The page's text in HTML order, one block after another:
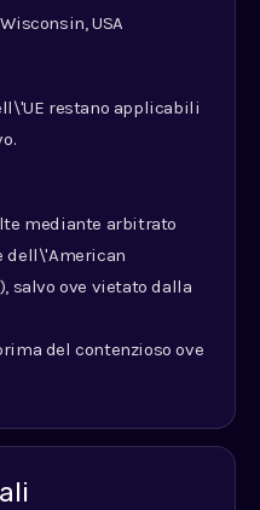
USA
restano applicabili
mediante arbitrato
dell\'American
salvo ove vietato dalla
del contenzioso ove